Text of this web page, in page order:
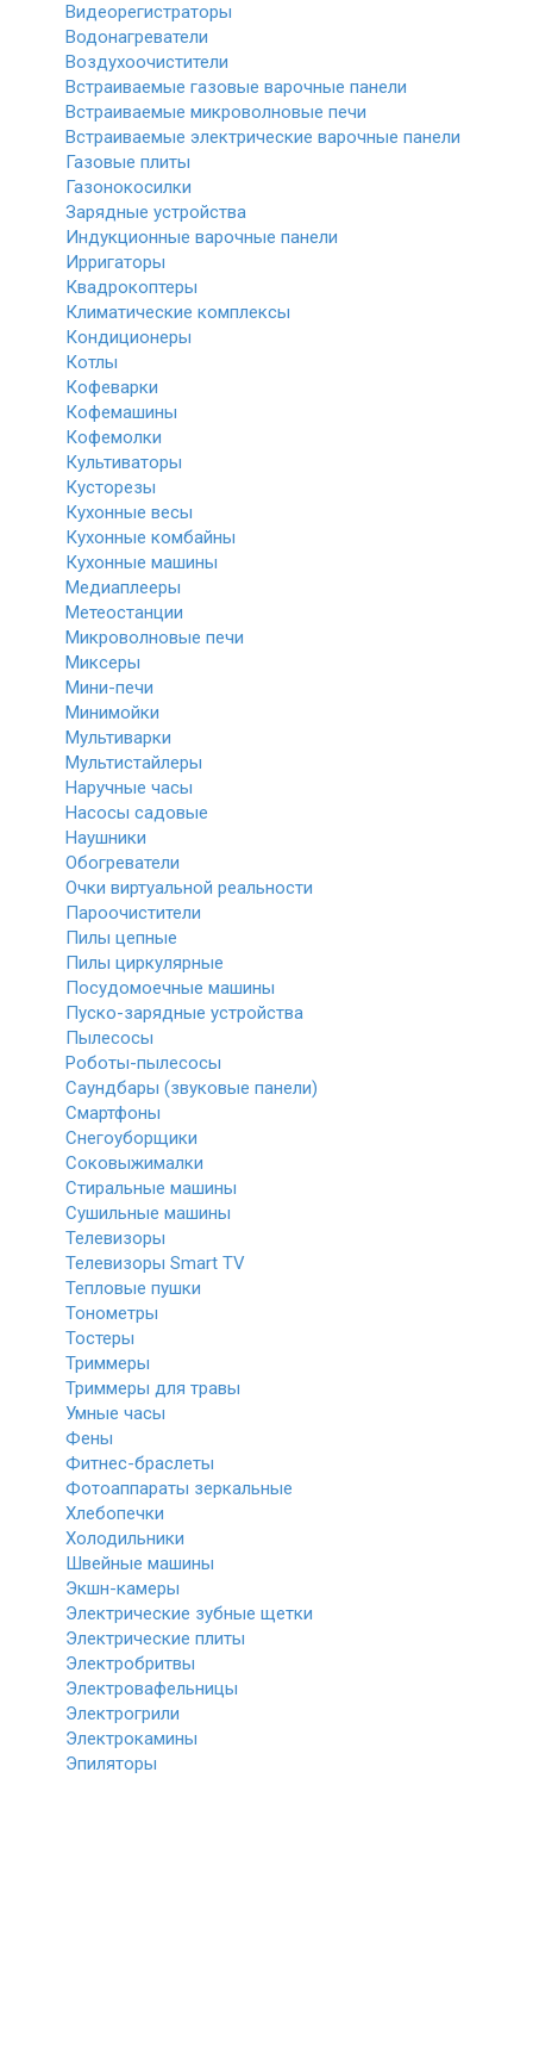
Видеорегистраторы
Водонагреватели
Воздухоочистители
Встраиваемые газовые варочные панели
Встраиваемые микроволновые печи
Встраиваемые электрические варочные панели
Газовые плиты
Газонокосилки
Зарядные устройства
Индукционные варочные панели
Ирригаторы
Квадрокоптеры
Климатические комплексы
Кондиционеры
Котлы
Кофеварки
Кофемашины
Кофемолки
Культиваторы
Кусторезы
Кухонные весы
Кухонные комбайны
Кухонные машины
Медиаплееры
Метеостанции
Микроволновые печи
Миксеры
Мини-печи
Минимойки
Мультиварки
Мультистайлеры
Наручные часы
Насосы садовые
Наушники
Обогреватели
Очки виртуальной реальности
Пароочистители
Пилы цепные
Пилы циркулярные
Посудомоечные машины
Пуско-зарядные устройства
Пылесосы
Роботы-пылесосы
Саундбары (звуковые панели)
Смартфоны
Снегоуборщики
Соковыжималки
Стиральные машины
Сушильные машины
Телевизоры
Телевизоры Smart TV
Тепловые пушки
Тонометры
Тостеры
Триммеры
Триммеры для травы
Умные часы
Фены
Фитнес-браслеты
Фотоаппараты зеркальные
Хлебопечки
Холодильники
Швейные машины
Экшн-камеры
Электрические зубные щетки
Электрические плиты
Электробритвы
Электровафельницы
Электрогрили
Электрокамины
Эпиляторы